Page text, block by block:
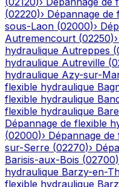
(02220)› Dépannage de
sous-Laon (02000)›
Autremencourt (02250)›
hydraulique Autreppes (
hydraulique Autreville (
hydraulique Azy-sur-
flexible hydraulique
flexible hydraulique
flexible hydraulique
Dépannage de flexible
(02000)› Dépannage
sur-Serre (02270)›
Barisis-aux-Bois (02700)
hydraulique Barzy-en-
flexible hydraulique